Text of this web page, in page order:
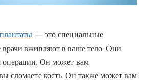
— это специальные
врачи вживляют в ваше тело. Они
операции. Он может вам
сломаете кость. Он также может вам